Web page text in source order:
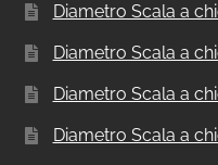
Diametro Scala a
Diametro Scala a
Diametro Scala a
Diametro Scala a